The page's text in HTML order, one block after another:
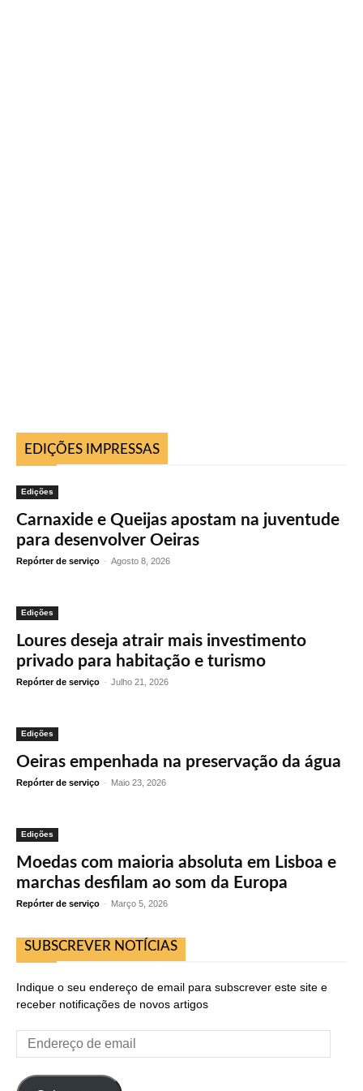
EDIÇÕES IMPRESSAS
Edições
Carnaxide e Queijas apostam na juventude
para desenvolver Oeiras
Repórter de serviço - Agosto 8, 2026
Edições
Loures deseja atrair mais investimento
privado para habitação e turismo
Repórter de serviço - Julho 21, 2026
Edições
Oeiras empenhada na preservação da água
Repórter de serviço - Maio 23, 2026
Edições
Moedas com maioria absoluta em Lisboa e
marchas desfilam ao som da Europa
Repórter de serviço - Março 5, 2026
SUBSCREVER NOTÍCIAS
Indique o seu endereço de email para subscrever este site e
receber notificações de novos artigos
Endereço
de
email